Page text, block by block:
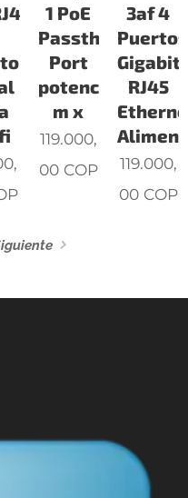
1 PoE
Passthrough
Port
potencia
m x
119.000,
00COP
3af 4
Puertos
Gigabit
RJ45
Aliment
119.000,
00COP